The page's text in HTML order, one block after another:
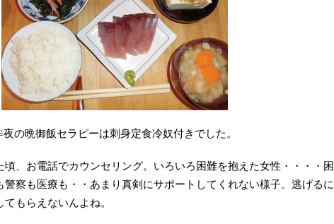
夜の晩御飯セラピーは刺身定食冷奴付きでした。
頃、お電話でカウンセリング。いろいろ困難を抱えた女性・・・・困
察も医療も・・あまり真剣にサポートしてくれない様子。逃げるに
もらえないんよね。